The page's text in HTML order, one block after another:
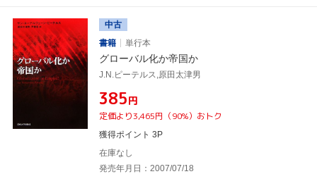
中古
書籍
単行本
グローバル化か帝国か
J.N.ピーテルス,原田太津男
¥385円
定価より3,465円（90%）おトク
獲得ポイント 3P
在庫なし
発売年月日：2007/07/18